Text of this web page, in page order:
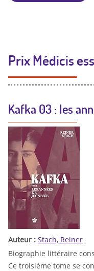
Prix Médicis
Kafka 03 : les
Auteur : Stach, Reiner
Biographie littéraire
Ce troisième tome se